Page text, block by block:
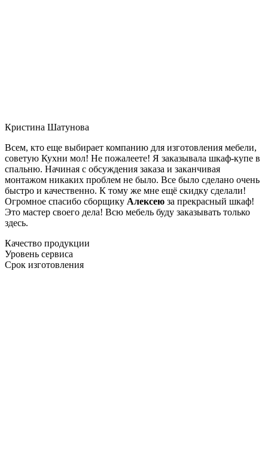
Кристина Шатунова
Всем, кто еще выбирает компанию для изготовления мебели,
советую Кухни мол! Не пожалеете! Я заказывала шкаф-купе в
спальню. Начиная с обсуждения заказа и заканчивая
монтажом никаких проблем не было. Все было сделано очень
быстро и качественно. К тому же мне ещё скидку сделали!
Огромное спасибо сборщику Алексею за прекрасный шкаф!
Это мастер своего дела! Всю мебель буду заказывать только
здесь.
Качество продукции
Уровень сервиса
Срок изготовления